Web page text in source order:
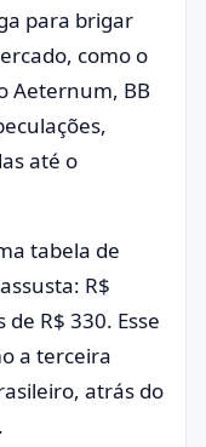
para brigar
como o
Aeternum, BB
até o
tabela de
R$
R$ 330. Esse
a terceira
atrás do